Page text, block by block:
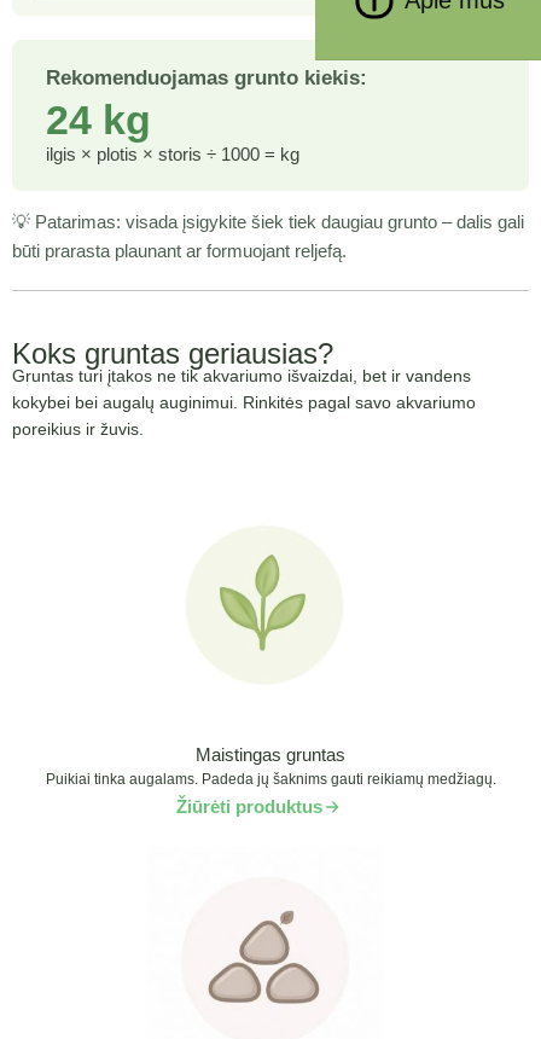
Rekomenduojamas grunto kiekis:
24 kg
ilgis × plotis × storis ÷ 1000 = kg
💡 Patarimas: visada įsigykite šiek tiek daugiau grunto – dalis gali
būti prarasta plaunant ar formuojant reljefą.
Koks gruntas geriausias?
Gruntas turi įtakos ne tik akvariumo išvaizdai, bet ir vandens
kokybei bei augalų auginimui. Rinkitės pagal savo akvariumo
poreikius ir žuvis.
Maistingas gruntas
Puikiai tinka augalams. Padeda jų šaknims gauti reikiamų medžiagų.
Žiūrėti produktus